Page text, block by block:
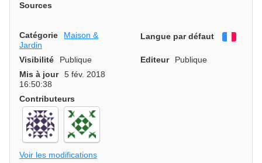
Sources
Catégorie
Maison &
Jardin
Langue par défaut
Visibilité Publique Editeur
Publique
Mis à jour
5 fév. 2018
16:50:38
Contributeurs
Voir les modifications